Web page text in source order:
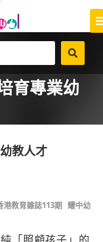
育專業幼
教人才
港教育雜誌113期 耀中幼